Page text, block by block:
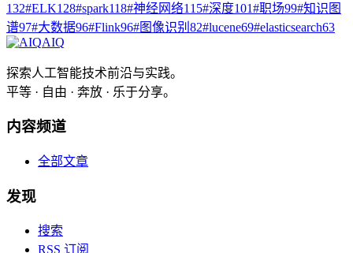
132#ELK128#spark118#神经网络115#深度101#职场99#知识图
谱97#大数据96#Flink96#图像识别 82#lucene69#elasticsearch63
AIQ
探索人工智能技术前沿与实践。
平等 · 自由 · 奔放 · 乐于分享。
内容频道
全部文章
发现
搜索
RSS 订阅